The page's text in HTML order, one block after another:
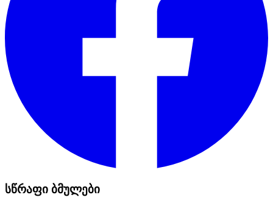
სწრაფი ბმულები